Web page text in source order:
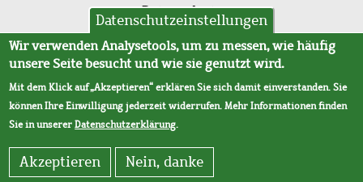
Datenschutz
AVB
Datenschutzeinstellungen
Wir verwenden Analysetools, um zu messen, wie häufig
unsere Seite besucht und wie sie genutzt wird.
Mit dem Klick auf „Akzeptieren“ erklären Sie sich damit einverstanden. Sie
können Ihre Einwilligung jederzeit widerrufen. Mehr Informationen finden
Sie in unsererDatenschutzerklärung.
Akzeptieren Nein, danke